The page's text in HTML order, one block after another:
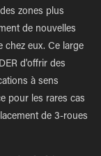
zones plus
de nouvelles
chez eux. Ce large
d'offrir des
à sens
pour les rares cas
de 3-roues